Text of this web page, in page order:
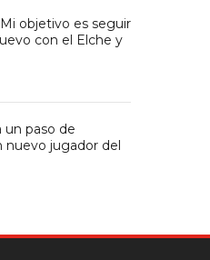
objetivo es seguir
con el Elche y
un paso de
nuevo jugador del